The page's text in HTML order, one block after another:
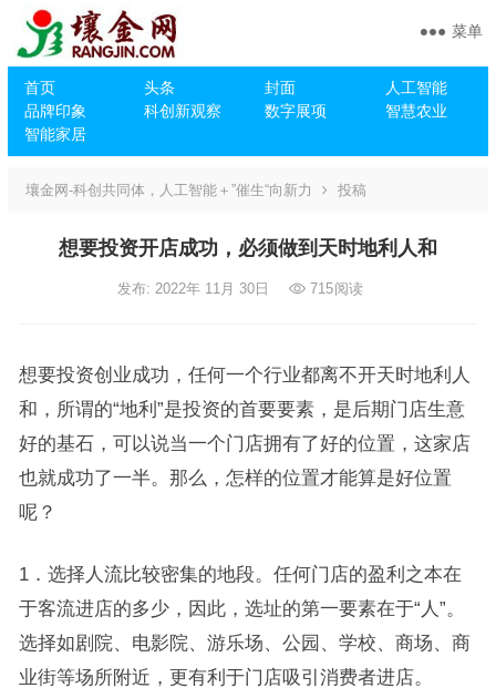
首页 头条 封面
人工智能
品牌印象
科创新观察 数字展项
智慧农业
智能家居
菜单
壤金网-科创共同体，人工智能＋”催生“向新力 投稿
想要投资开店成功，必须做到天时地利人和
发布: 2022年 11月 30日 715阅读
想要投资创业成功，任何一个行业都离不开天时地利人
和，所谓的“地利”是投资的首要要素，是后期门店生意
好的基石，可以说当一个门店拥有了好的位置，这家店
也就成功了一半。那么，怎样的位置才能算是好位置
呢？
1．选择人流比较密集的地段。任何门店的盈利之本在
于客流进店的多少，因此，选址的第一要素在于“人”。
选择如剧院、电影院、游乐场、公园、学校、商场、商
业街等场所附近，更有利于门店吸引消费者进店。